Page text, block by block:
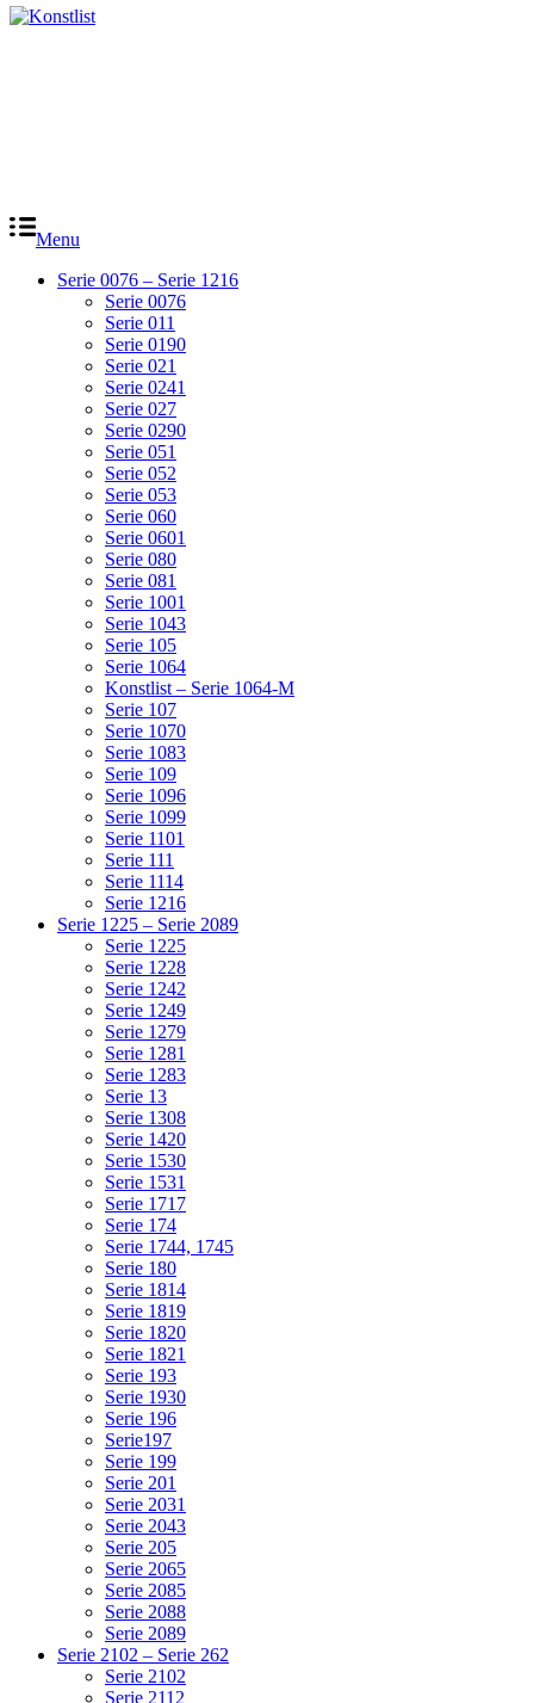
Menu
Serie 0076 – Serie 1216
Serie 0076
Serie 011
Serie 0190
Serie 021
Serie 0241
Serie 027
Serie 0290
Serie 051
Serie 052
Serie 053
Serie 060
Serie 0601
Serie 080
Serie 081
Serie 1001
Serie 1043
Serie 105
Serie 1064
Konstlist – Serie 1064-M
Serie 107
Serie 1070
Serie 1083
Serie 109
Serie 1096
Serie 1099
Serie 1101
Serie 111
Serie 1114
Serie 1216
Serie 1225 – Serie 2089
Serie 1225
Serie 1228
Serie 1242
Serie 1249
Serie 1279
Serie 1281
Serie 1283
Serie 13
Serie 1308
Serie 1420
Serie 1530
Serie 1531
Serie 1717
Serie 174
Serie 1744, 1745
Serie 180
Serie 1814
Serie 1819
Serie 1820
Serie 1821
Serie 193
Serie 1930
Serie 196
Serie197
Serie 199
Serie 201
Serie 2031
Serie 2043
Serie 205
Serie 2065
Serie 2085
Serie 2088
Serie 2089
Serie 2102 – Serie 262
Serie 2102
Serie 2112